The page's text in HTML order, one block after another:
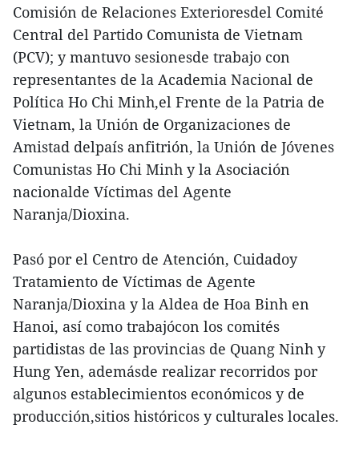
Comisión de Relaciones Exterioresdel Comité
Central del Partido Comunista de Vietnam
(PCV); y mantuvo sesionesde trabajo con
representantes de la Academia Nacional de
Política Ho Chi Minh,el Frente de la Patria de
Vietnam, la Unión de Organizaciones de
Amistad delpaís anfitrión, la Unión de Jóvenes
Comunistas Ho Chi Minh y la Asociación
nacionalde Víctimas del Agente
Naranja/Dioxina.
Pasó por el Centro de Atención, Cuidadoy
Tratamiento de Víctimas de Agente
Naranja/Dioxina y la Aldea de Hoa Binh en
Hanoi, así como trabajócon los comités
partidistas de las provincias de Quang Ninh y
Hung Yen, ademásde realizar recorridos por
algunos establecimientos económicos y de
producción,sitios históricos y culturales locales.